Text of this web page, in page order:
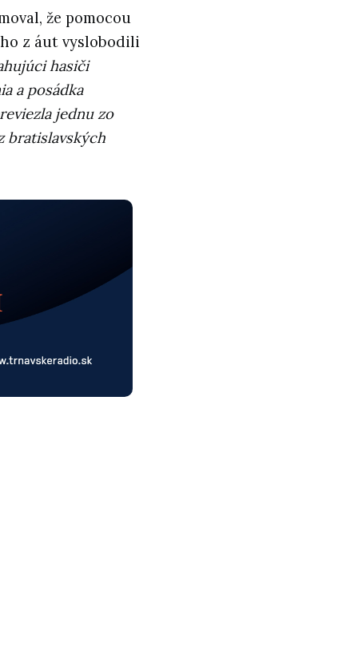
že pomocou
z áut vyslobodili
hasiči
a posádka
jednu zo
bratislavských